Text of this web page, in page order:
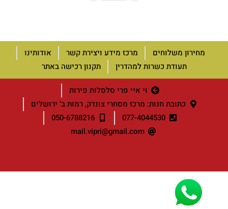
מחירון משלוחים מרכז מידע ויצירת קשר
אודותינו
תעודת כשרות למהדרין
תקנון רכישה באתר
וי איי פרי סלסלות פירות
כתובת חנות: מרכז מסחרי צונדק, רמות ב' ירושלים
077-4044530
050-6788216
mail.vipri@gmail.com